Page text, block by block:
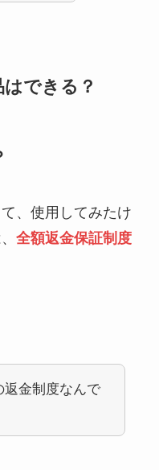
できる？
、使用してみたけ
全額返金保証制度
返金制度なんで